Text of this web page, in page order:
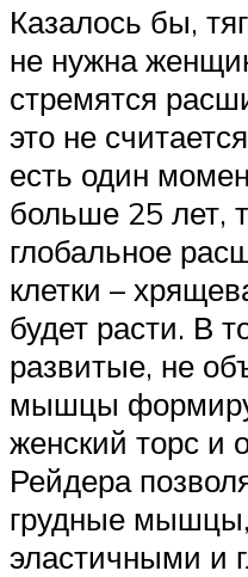
Казалось бы,
не нужна
стремятся
это не
есть один
больше 25 лет,
глобальное
клетки –
будет расти. В
развитые, не
мышцы
женский торс и
Рейдера
грудные
эластичными и